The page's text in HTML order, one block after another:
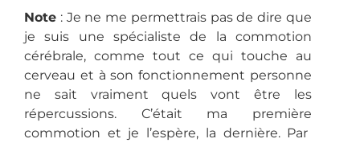
Note : Je ne me permettrais pas de dire que
je suis une spécialiste de la commotion
cérébrale, comme tout ce qui touche au
cerveau et à son fonctionnement personne
ne sait vraiment quels vont être les
répercussions. C’était ma première
commotion et je l’espère, la dernière. Par